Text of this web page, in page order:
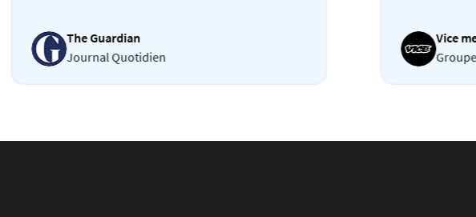
The Guardian
Journal Quotidien
Vice